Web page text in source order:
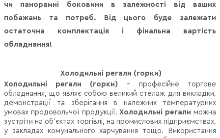
чи панорамні боковини в залежності від ваших
побажань та потреб. Від цього буде залежати
остаточна комплектація і фінальна вартість
обладнання!
Холодильні регали (горки)
Холодильні регали (горки)
– професійне торгове
обладнання, що являє собою великий стелаж для викладки,
демонстрації та зберігання в належних температурних
умовах продовольчої продукції.Холодильні регали можна
зустріти на об'єктах торгівлі, на промислових підприємствах,
у закладах комунального харчування тощо. Використання